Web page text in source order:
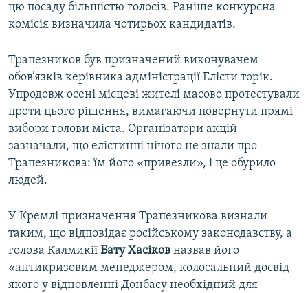
цю посаду більшістю голосів. Раніше конкурсна
комісія визначила чотирьох кандидатів.
Трапезников був призначений виконувачем
обов’язків керівника адміністрації Елісти торік.
Упродовж осені місцеві жителі масово протестували
проти цього рішення, вимагаючи повернути прямі
вибори голови міста. Організатори акцій
зазначали, що елістинці нічого не знали про
Трапезникова: їм його «привезли», і це обурило
людей.
У Кремлі призначення Трапезникова визнали
таким, що відповідає російському законодавству, а
голова Калмикії Бату Хасіков назвав його
«антикризовим менеджером, колосальний досвід
якого у відновленні Донбасу необхідний для